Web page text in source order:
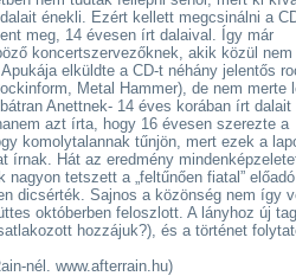
énekli. Ezért kellett megcsinálni a
meg, 14 évesen írt dalaival. Így már
koncertszervezőknek, akik közül nem
elküldte a CD-t néhány jelentős
Metal Hammer), de nem merte
Anettnek- 14 éves korában írt dalait
azt írta, hogy 16 évesen szerezte a
komolytalannak tűnjön, mert ezek a
írnak. Hát az eredmény
nagyon tetszett a „feltűnően fiatal”
dicsérték. Sajnos a közönség nem így
októberben feloszlott. A lányhoz új
hozzájuk?), és a történet
nél. www.afterrain.hu)